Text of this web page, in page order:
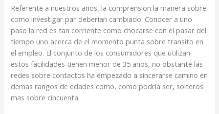
Referente a nuestros anos, la comprension la manera sobre
como investigar par deberian cambiado. Conocer a uno
paso la red es tan corriente como chocarse con el pasar del
tiempo uno acerca de el momento punta sobre transito en
el empleo. El conjunto de los consumidores que utilizan
estos facilidades tienen menor de 35 anos, no obstante las
redes sobre contactos ha empezado a sincerarse camino en
demas rangos de edades como, como podri­a ser, solteros
mas sobre cincuenta.